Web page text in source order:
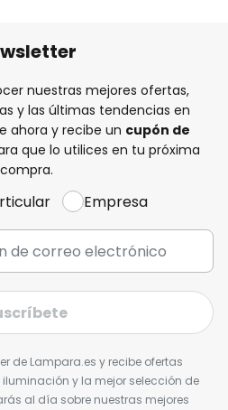
nuestras mejores ofertas,
y las últimas tendencias en
ahora y recibe un cupón de
que lo utilices en tu próxima
compra.
Empresa
de Lampara.es y recibe ofertas
iluminación y la mejor selección de
al día sobre nuestras mejores